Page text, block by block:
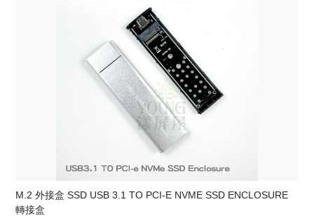
M.2 外接盒 SSD USB 3.1 TO PCI-E NVME SSD ENCLOSURE
轉接盒